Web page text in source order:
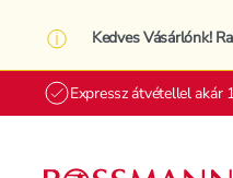
Kedves Vásárlónk!
Expressz átvétellel akár